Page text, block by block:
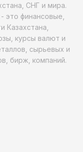
СНГ и мира.
это финансовые,
Казахстана,
курсы валют и
сырьевых и
бирж, компаний.